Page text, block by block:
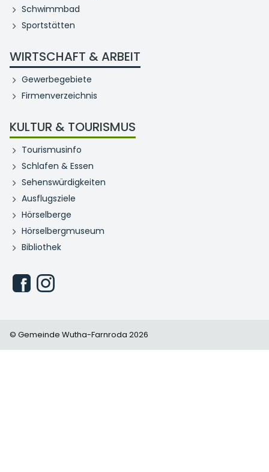
Schwimmbad
Sportstätten
WIRTSCHAFT & ARBEIT
Gewerbegebiete
Firmenverzeichnis
KULTUR & TOURISMUS
Tourismusinfo
Schlafen & Essen
Sehenswürdigkeiten
Ausflugsziele
Hörselberge
Hörselbergmuseum
Bibliothek
© Gemeinde Wutha-Farnroda 2026